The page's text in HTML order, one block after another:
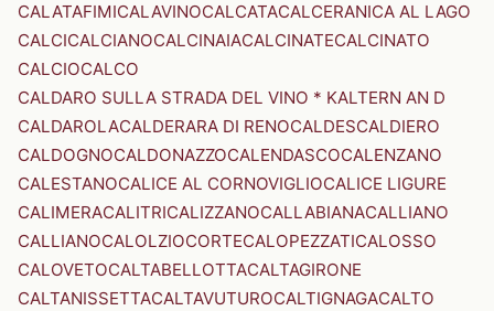
CALATAFIMICALAVINOCALCATACALCERANICA AL LAGO
CALCICALCIANOCALCINAIACALCINATECALCINATO
CALCIOCALCO
CALDARO SULLA STRADA DEL VINO * KALTERN AN D
CALDAROLACALDERARA DI RENOCALDESCALDIERO
CALDOGNOCALDONAZZOCALENDASCOCALENZANO
CALESTANOCALICE AL CORNOVIGLIOCALICE LIGURE
CALIMERACALITRICALIZZANOCALLABIANACALLIANO
CALLIANOCALOLZIOCORTECALOPEZZATICALOSSO
CALOVETOCALTABELLOTTACALTAGIRONE
CALTANISSETTACALTAVUTUROCALTIGNAGACALTO